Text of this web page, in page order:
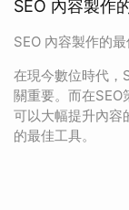
SEO 內容製作
SEO 內容製作的
在現今數位時代，
關重要。而在
可以大幅提升內容
的最佳工具。